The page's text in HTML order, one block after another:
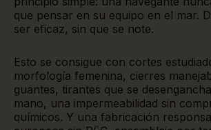
que pensar en su equipo en el mar.
ser eficaz, sin que se note.
Esto se consigue con cortes
morfología femenina, cierres
guantes, tirantes que se
mano, una impermeabilidad sin
químicos. Y una fabricación